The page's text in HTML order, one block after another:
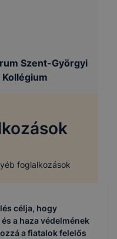
Szent-Györgyi
foglalkozások
célja, hogy
a haza védelmének
a fiatalok felelős